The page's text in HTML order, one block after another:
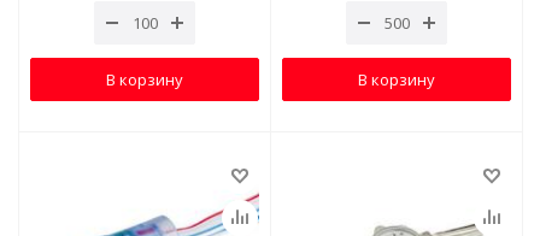
В корзину В корзину